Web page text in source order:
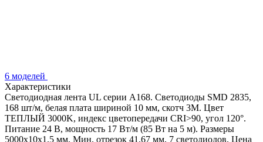
6 моделей
Характеристики
Светодиодная лента UL серии A168. Светодиоды SMD 2835,
168 шт/м, белая плата шириной 10 мм, скотч 3M. Цвет
ТЕПЛЫЙ 3000K, индекс цветопередачи CRI>90, угол 120°.
Питание 24 В, мощность 17 Вт/м (85 Вт на 5 м). Размеры
5000x10x1.5 мм. Мин. отрезок 41.67 мм, 7 светодиодов. Цена